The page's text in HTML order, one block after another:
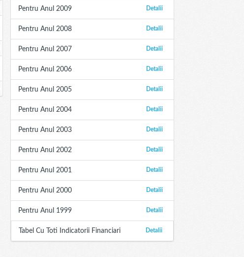
Detalii
Pentru Anul 2009
Detalii
Pentru Anul 2008
Detalii
Pentru Anul 2007
Detalii
Pentru Anul 2006
Detalii
Pentru Anul 2005
Detalii
Pentru Anul 2004
Detalii
Pentru Anul 2003
Detalii
Pentru Anul 2002
Detalii
Pentru Anul 2001
Detalii
Pentru Anul 2000
Detalii
Pentru Anul 1999
Detalii
Tabel Cu Toti Indicatorii Financiari